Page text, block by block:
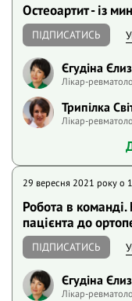
Остеоартит - із
ПІДПИСАТИСЬ
Єгудіна
Лікар-
Трипілка
Лікар-
29 вересня 2021 року o
Робота в
пацієнта до
ПІДПИСАТИСЬ
Єгудіна
Лікар-